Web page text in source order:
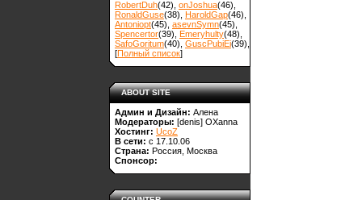
RobertDuh(42) onJoshua(46)
RonaldGuse(38) HaroldGap(46)
Antoniopt(45) asevnSymn(45)
Spencertor(39) Emeryhulty(48)
SafoGoritum(40) GuscPubiEi(39)
[Полный список]
ABOUT SITE
Админ и Дизайн: Алена
Модераторы: [denis] OXanna
Хостинг: UcoZ
В сети: с 17.10.06
Страна: Россия, Москва
Спонсор: